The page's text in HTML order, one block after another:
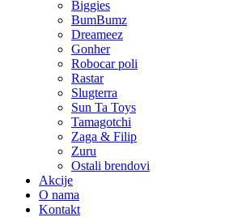
Biggies
BumBumz
Dreameez
Gonher
Robocar poli
Rastar
Slugterra
Sun Ta Toys
Tamagotchi
Zaga & Filip
Zuru
Ostali brendovi
Akcije
O nama
Kontakt